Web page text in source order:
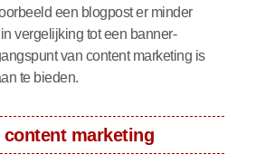
een blogpost er minder
vergelijking tot een banner-
van content marketing is
te bieden.
content marketing